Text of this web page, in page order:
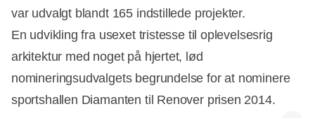
var udvalgt blandt 165 indstillede projekter.
En udvikling fra usexet tristesse til oplevelsesrig
arkitektur med noget på hjertet, lød
nomineringsudvalgets begrundelse for at nominere
sportshallen Diamanten til Renover prisen 2014.